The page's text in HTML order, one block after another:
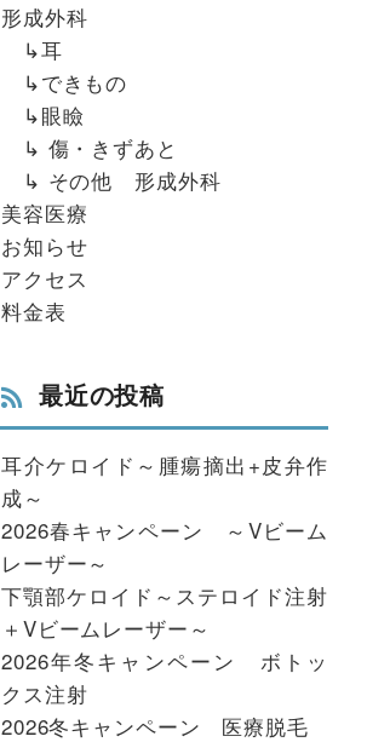
形成外科
↳耳
↳できもの
↳眼瞼
↳ 傷・きずあと
↳ その他 形成外科
美容医療
お知らせ
アクセス
料金表
最近の投稿
耳介ケロイド～腫瘍摘出+皮弁作
成～
2026春キャンペーン ～Vビーム
レーザー～
下顎部ケロイド～ステロイド注射
＋Vビームレーザー～
2026年冬キャンペーン ボトッ
クス注射
2026冬キャンペーン 医療脱毛